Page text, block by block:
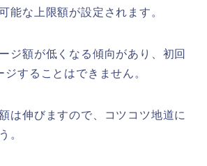
能な上限額が設定されます。
ジ額が低くなる傾向があり、初回
することはできません。
は伸びますので、コツコツ地道に
。